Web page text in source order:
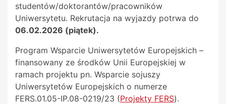
studentów/doktorantów/pracowników
Uniwersytetu. Rekrutacja na wyjazdy potrwa do
06.02.2026 (piątek).
Program Wsparcie Uniwersytetów Europejskich –
finansowany ze środków Unii Europejskiej w
ramach projektu pn. Wsparcie sojuszy
Uniwersytetów Europejskich o numerze
FERS.01.05-IP.08-0219/23 (Projekty FERS).